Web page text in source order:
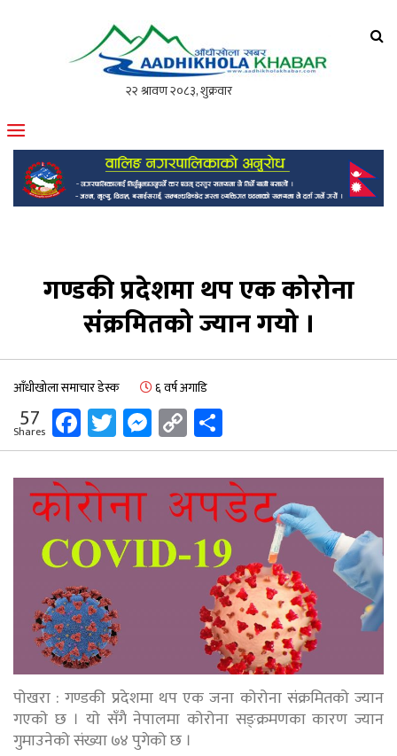
मोफसलकै लोकप्रिय अनलाइन पत्रिका
गण्डकी प्रदेशमा थप एक कोरोना
संक्रमितको ज्यान गयो ।
आँधीखोला समाचार डेस्क ६ वर्ष अगाडि
57
Shares Facebook
Twitter
Messenger
Copy
Link
पोखरा : गण्डकी प्रदेशमा थप एक जना कोरोना संक्रमितको ज्यान
गएकाे छ । याे सँगै नेपालमा कोरोना सङ्क्रमणका कारण ज्यान
गुमाउनेको संख्या ७४ पुगेको छ ।